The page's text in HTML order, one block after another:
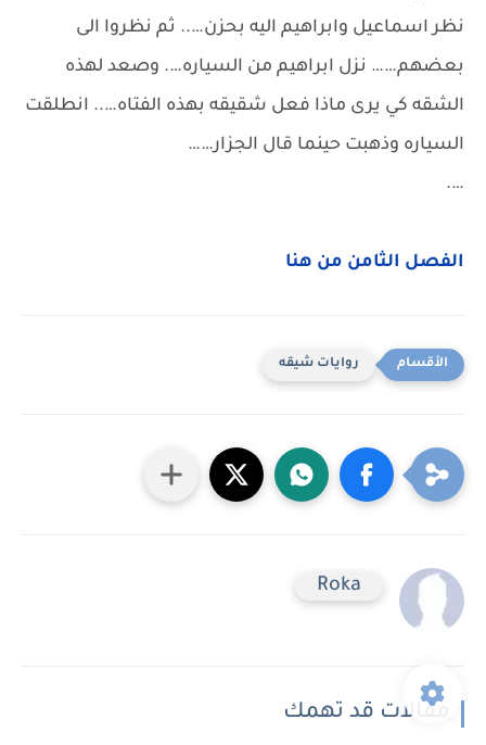
نظر اسماعيل وابراهيم اليه بحزن….. ثم نظروا الى
بعضهم…… نزل ابراهيم من السياره…. وصعد لهذه
الشقه كي يرى ماذا فعل شقيقه بهذه الفتاه….. انطلقت
السياره وذهبت حينما قال الجزار……
….
الفصل الثامن من هنا
روايات شيقه
Roka
مقالات قد تهمك